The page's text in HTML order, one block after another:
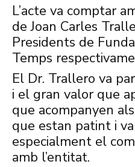
L’acte va comptar
de Joan Carles
Presidents de
Temps
El Dr. Trallero va
i el gran valor que
que acompanyen
que estan patint i
especialment el
amb l’entitat.